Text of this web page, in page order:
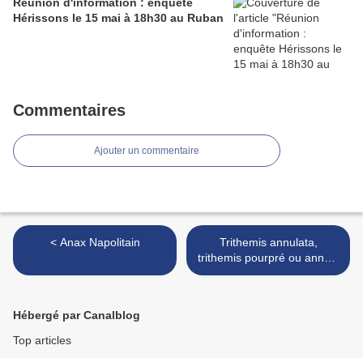
Hérissons le 15 mai à 18h30 au Ruban
Commentaires
Ajouter un commentaire
< Anax Napolitain
Trithemis annulata,
trithemis pourpré ou annelé
>
Hébergé par Canalblog
Top articles